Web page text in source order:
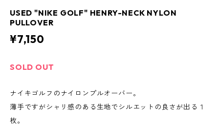
USED "NIKE GOLF" HENRY-NECK NYLON
PULLOVER
¥7,150
SOLD OUT
ナイキゴルフのナイロンプルオーバー。
薄手ですがシャリ感のある生地でシルエットの良さが出る１
枚。